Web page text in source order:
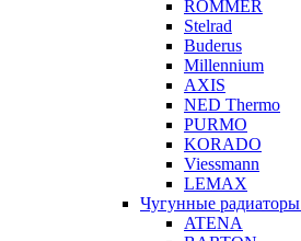
ROMMER
Stelrad
Buderus
Millennium
AXIS
NED Thermo
PURMO
KORADO
Viessmann
LEMAX
Чугунные радиаторы
ATENA